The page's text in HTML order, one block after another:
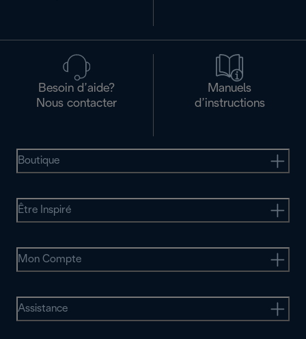
Besoin d’aide?
Nous contacter
Manuels
d’instructions
Boutique
Être Inspiré
Mon Compte
Assistance